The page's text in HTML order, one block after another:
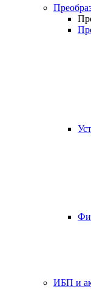
ИБП и